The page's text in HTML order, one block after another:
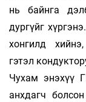
нь байнга
дургүйг
хонгилд
гэтэл
Чухам энэхүү
анхдагч